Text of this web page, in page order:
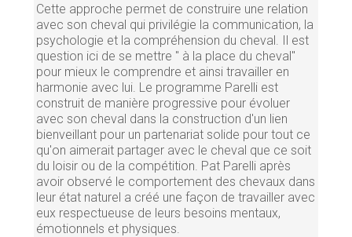
Cette approche permet de construire une relation
avec son cheval qui privilégie la communication, la
psychologie et la compréhension du cheval. Il est
question ici de se mettre " à la place du cheval"
pour mieux le comprendre et ainsi travailler en
harmonie avec lui. Le programme Parelli est
construit de manière progressive pour évoluer
avec son cheval dans la construction d'un lien
bienveillant pour un partenariat solide pour tout ce
qu'on aimerait partager avec le cheval que ce soit
du loisir ou de la compétition. Pat Parelli après
avoir observé le comportement des chevaux dans
leur état naturel a créé une façon de travailler avec
eux respectueuse de leurs besoins mentaux,
émotionnels et physiques.